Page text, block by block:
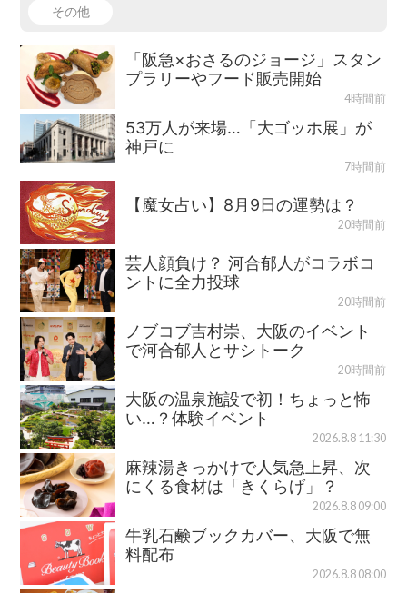
その他
「阪急×おさるのジョージ」スタン
プラリーやフード販売開始
4時間前
53万人が来場…「大ゴッホ展」が
神戸に
7時間前
【魔女占い】8月9日の運勢は？
20時間前
芸人顔負け？ 河合郁人がコラボコ
ントに全力投球
20時間前
ノブコブ吉村崇、大阪のイベント
で河合郁人とサシトーク
20時間前
大阪の温泉施設で初！ちょっと怖
い…？体験イベント
2026.8.8 11:30
麻辣湯きっかけで人気急上昇、次
にくる食材は「きくらげ」？
2026.8.8 09:00
牛乳石鹸ブックカバー、大阪で無
料配布
2026.8.8 08:00